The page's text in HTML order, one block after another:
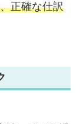
正確な仕訳